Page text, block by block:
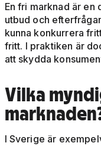
En fri marknad är
utbud och
kunna konkurrera
fritt. I praktiken är
att skydda
Vilka
I Sverige är